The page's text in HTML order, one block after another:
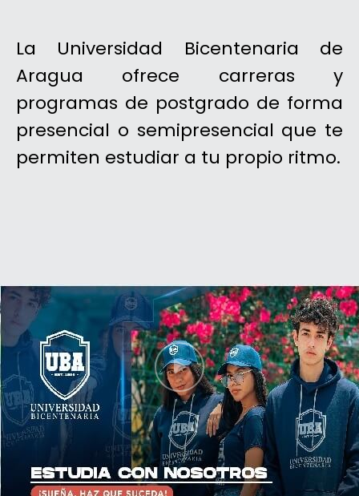
La Universidad Bicentenaria de
Aragua ofrece carreras y
programas de postgrado de forma
presencial o semipresencial que te
permiten estudiar a tu propio ritmo.